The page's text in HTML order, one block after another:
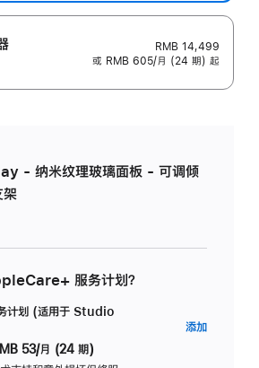
RMB 14,499
或 RMB 605/月 (24 期) 起
- 纳米纹理玻璃面板 - 可调倾
架
服务计划？
计划 (适用于 Studio
53/月 (24 期)
添加